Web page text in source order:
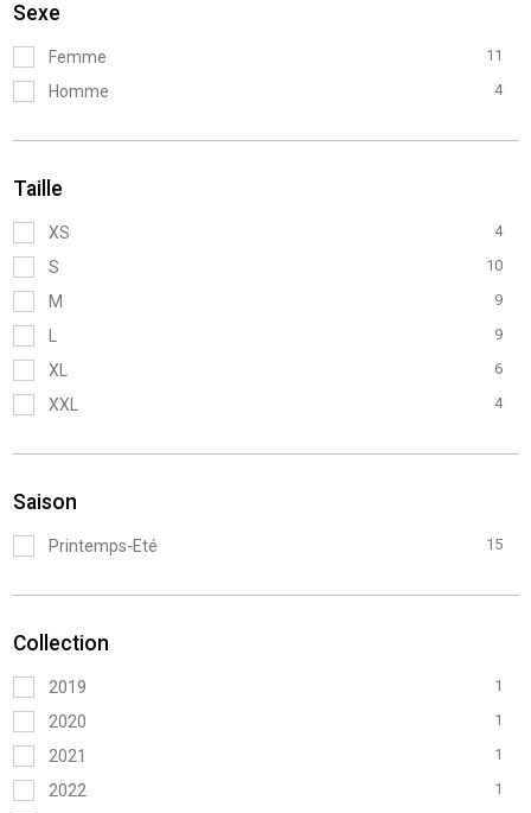
Sexe
Femme 11
Homme 4
Taille
XS 4
S 10
M 9
L 9
XL 6
XXL 4
Saison
Printemps-Eté 15
Collection
2019 1
2020 1
2021 1
2022 1